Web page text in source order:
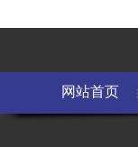
网站首页